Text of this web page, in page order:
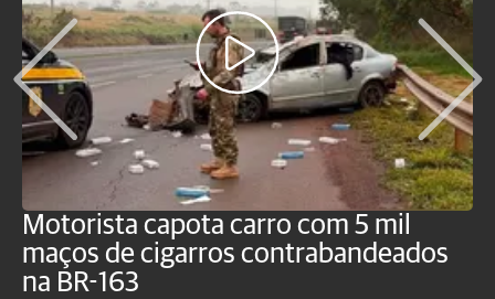
Motorista capota carro com 5 mil
maços de cigarros contrabandeados
na BR-163